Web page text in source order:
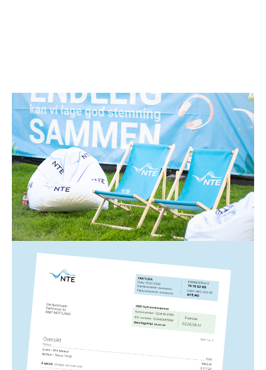
Strøm 1. juli 2026
Spar strøm i sommer!
Lysere og varmere dager gjør ikke bare noe med
humøret vårt – de kan også gjøre underverker for
strømregningen din. Her er 12 enkle strømsparetips
fra oss til deg!
Les mer
Strøm
Slik leser du NTEs strømfaktura
Hvis du lurer på noe som har med strømfakturaen fra
NTE å gjøre, har vi laget en forklaring på de ulike
elementene her.
Les mer